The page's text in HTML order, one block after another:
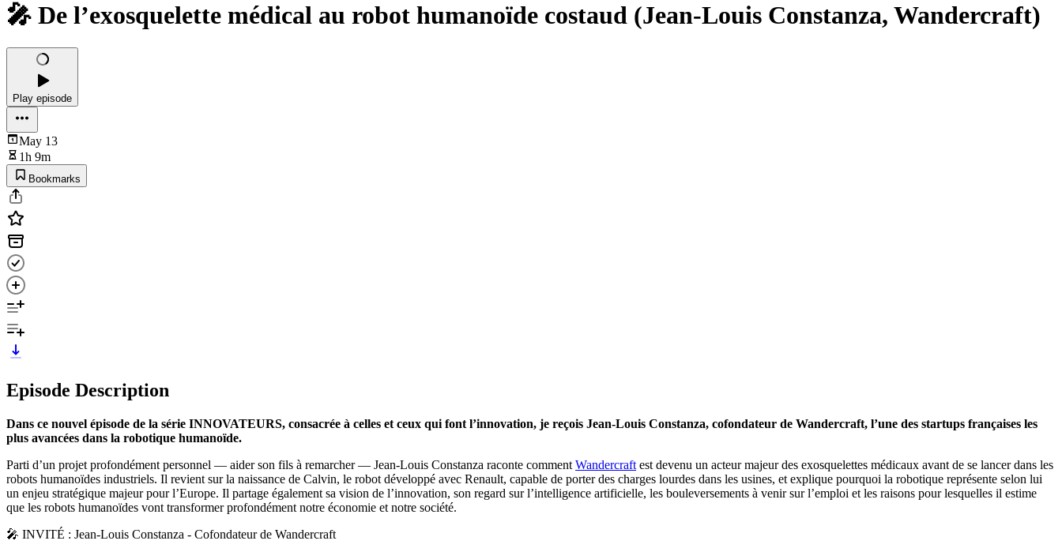
🎤 De l’exosquelette médical au robot humanoïde costaud (Jean-Louis Constanza, Wandercraft)
Play episode
May 13
1h 9m
Bookmarks
Episode Description
Dans ce nouvel épisode de la série INNOVATEURS, consacrée à celles et ceux qui font l’innovation, je reçois Jean‑Louis Constanza, cofondateur de Wandercraft, l’une des startups françaises les
plus avancées dans la robotique humanoïde.
Parti d’un projet profondément personnel — aider son fils à remarcher — Jean‑Louis Constanza raconte comment Wandercraft est devenu un acteur majeur des exosquelettes médicaux avant de se lancer dans les
robots humanoïdes industriels. Il revient sur la naissance de Calvin, le robot développé avec Renault, capable de porter des charges lourdes dans les usines, et explique pourquoi la robotique représente selon lui
un enjeu stratégique majeur pour l’Europe. Il partage également sa vision de l’innovation, son regard sur l’intelligence artificielle, les bouleversements à venir sur l’emploi et les raisons pour lesquelles il estime
que les robots humanoïdes vont transformer profondément notre économie et notre société.
🎤 INVITÉ : Jean-Louis Constanza - Cofondateur de Wandercraft